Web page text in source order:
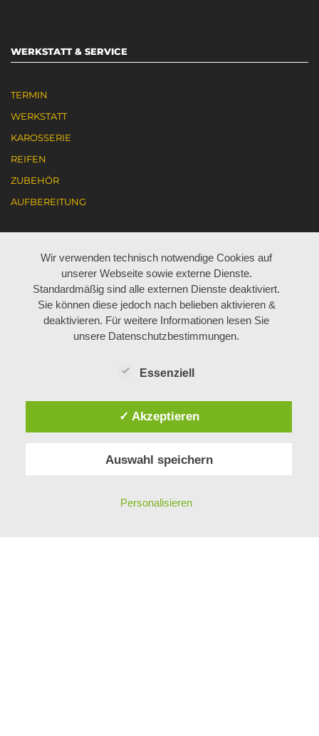
WERKSTATT & SERVICE
TERMIN
WERKSTATT
KAROSSERIE
REIFEN
ZUBEHÖR
AUFBEREITUNG
AKTUELL JOBANGEBOTE
ARBEITEN BEI BÖHM
Wir verwenden technisch notwendige Cookies auf
unserer Webseite sowie externe Dienste.
Standardmäßig sind alle externen Dienste deaktiviert.
Sie können diese jedoch nach belieben aktivieren &
deaktivieren. Für weitere Informationen lesen Sie
unsere Datenschutzbestimmungen.
Essenziell
✓ Akzeptieren
Auswahl speichern
Personalisieren